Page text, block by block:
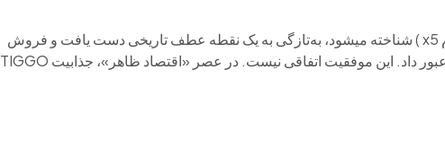
سریک Chery TIGGO 4 که در بازار ایران به (ام وی ام x5 ) شناخته میشود، به‌تازگی به یک نقطه عطف تاریخی دست یافت و فروش
خود در بازارهای بین‌المللی را از مرز یک میلیون دستگاه عبور داد. این موفقیت اتفاقی نیست. در عصر «اقتصاد ظاهر»، جذابیت TIGGO